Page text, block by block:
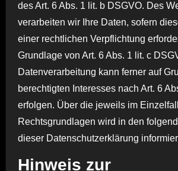
des Art. 6 Abs. 1 lit. b DSGVO. Des
verarbeiten wir Ihre Daten, sofern
einer rechtlichen Verpflichtung
Grundlage von Art. 6 Abs. 1 lit. c
Datenverarbeitung kann ferner auf
berechtigten Interesses nach Art. 6
erfolgen. Über die jeweils im
Rechtsgrundlagen wird in den
dieser Datenschutzerklärung
Hinweis zur